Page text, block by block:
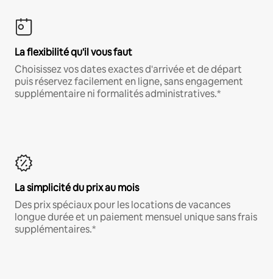
La flexibilité qu'il vous faut
Choisissez vos dates exactes d'arrivée et de départ
puis réservez facilement en ligne, sans engagement
supplémentaire ni formalités administratives.*
La simplicité du prix au mois
Des prix spéciaux pour les locations de vacances
longue durée et un paiement mensuel unique sans frais
supplémentaires.*